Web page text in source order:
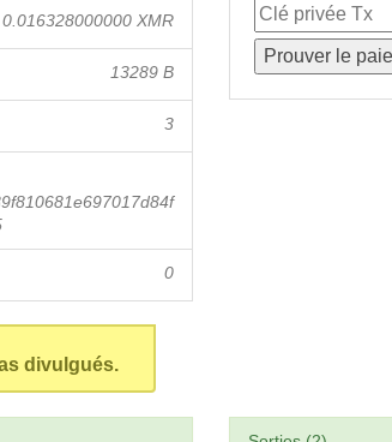
0.016328000000 XMR
13289 B
3
0
divulgués.